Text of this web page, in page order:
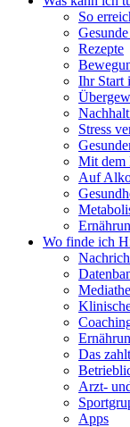
So
Rezepte
Ihr Start
Stress
Mit dem
Auf
Wo finde ich
Das
Arzt-
Apps